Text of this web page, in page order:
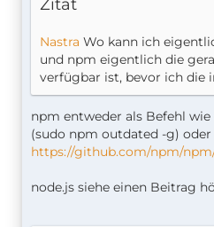
Zitat
Nastra Wo kann ich
und npm eigentlich die
verfügbar ist, bevor ich die
npm entweder als Befehl
(sudo npm outdated -g)
https://github.com/npm/
node.js siehe einen Beitrag